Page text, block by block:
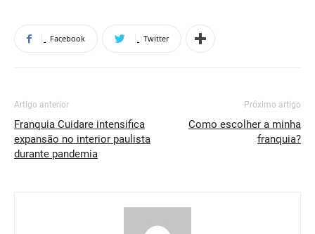
Facebook Twitter
Artigo anterior
Franquia Cuidare intensifica
expansão no interior paulista
durante pandemia
Próximo artigo
Como escolher a minha
franquia?